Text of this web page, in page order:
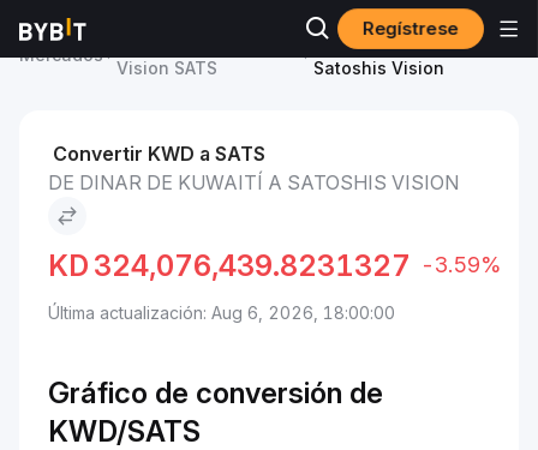
Regístrese
Mercados
Vision SATS
Dinar de kuwaití to
Satoshis Vision
Convertir KWD a SATS
DE DINAR DE KUWAITÍ A SATOSHIS VISION
KD 324,076,439.8231327 -3.59%
Última actualización: Aug 6, 2026, 18:00:00
Gráfico de conversión de
KWD/SATS